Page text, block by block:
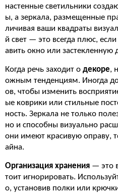
настенные светильники
ы, а зеркала, размещенные
личивая ваши квадраты
й свет — это всегда плюс,
авить окно или застекленную
Когда речь заходит о декоре,
ожным тенденциям. Иногда
ов, чтобы изменить
ые коврики или стильные
ность. Зеркала не только
но и способны визуально
они имеют красивую оправу,
айна.
Организация хранения — это
тоит игнорировать.
о, установив полки или